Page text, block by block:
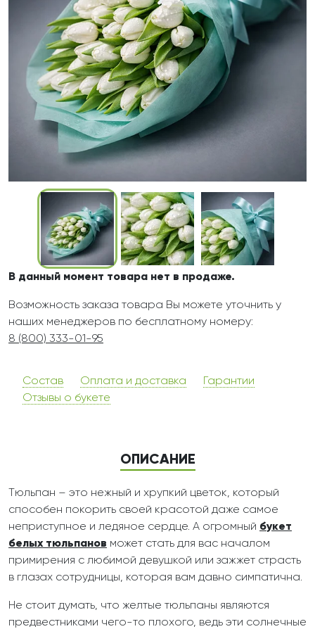
В данный момент товара нет в продаже.
Возможность заказа товара Вы можете уточнить у
наших менеджеров по бесплатному номеру:
8 (800) 333-01-95
Состав Оплата и доставка
Гарантии
Отзывы о букете
ОПИСАНИЕ
Тюльпан – это нежный и хрупкий цветок, который
способен покорить своей красотой даже самое
неприступное и ледяное сердце. А огромный букет
белых тюльпанов может стать для вас началом
примирения с любимой девушкой или зажжет страсть
в глазах сотрудницы, которая вам давно симпатична.
Не стоит думать, что желтые тюльпаны являются
предвестниками чего-то плохого, ведь эти солнечные